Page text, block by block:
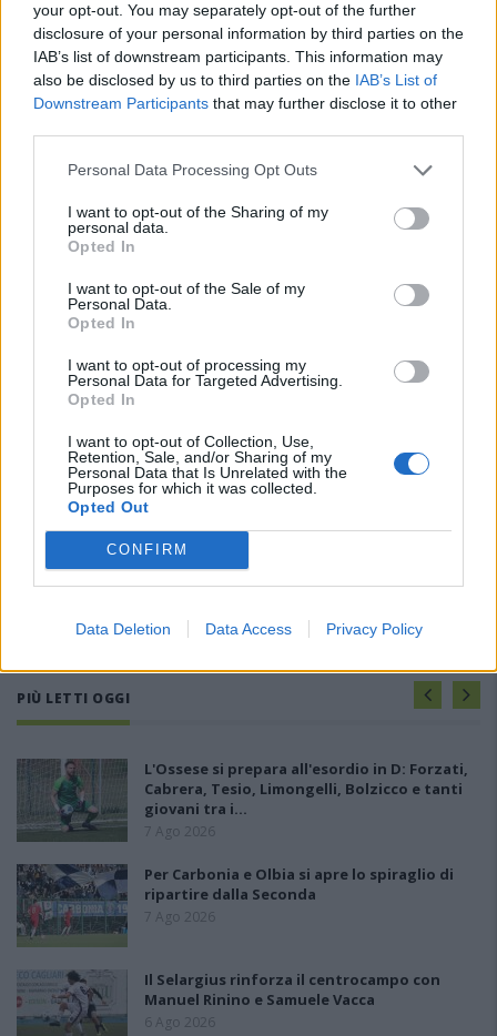
your opt-out. You may separately opt-out of the further
disclosure of your personal information by third parties on the
IAB’s list of downstream participants. This information may
also be disclosed by us to third parties on the IAB’s List of
Downstream Participants that may further disclose it to other
Personal Data Processing Opt Outs
I want to opt-out of the Sharing of my
personal data.
Opted In
I want to opt-out of the Sale of my
Personal Data.
Opted In
I want to opt-out of processing my
Personal Data for Targeted Advertising.
Opted In
I want to opt-out of Collection, Use,
Retention, Sale, and/or Sharing of my
Personal Data that Is Unrelated with the
Purposes for which it was collected.
Opted Out
CONFIRM
Data Deletion Data Access Privacy Policy
PIÙ LETTI OGGI
L'Ossese si prepara all'esordio in D: Forzati,
Cabrera, Tesio, Limongelli, Bolzicco e tanti
giovani tra i…
7 Ago 2026
Per Carbonia e Olbia si apre lo spiraglio di
ripartire dalla Seconda
7 Ago 2026
Il Selargius rinforza il centrocampo con
Manuel Rinino e Samuele Vacca
6 Ago 2026